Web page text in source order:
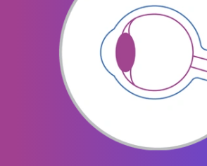
الاطفال المنتفخه
عيون الاطفال المنغوليين